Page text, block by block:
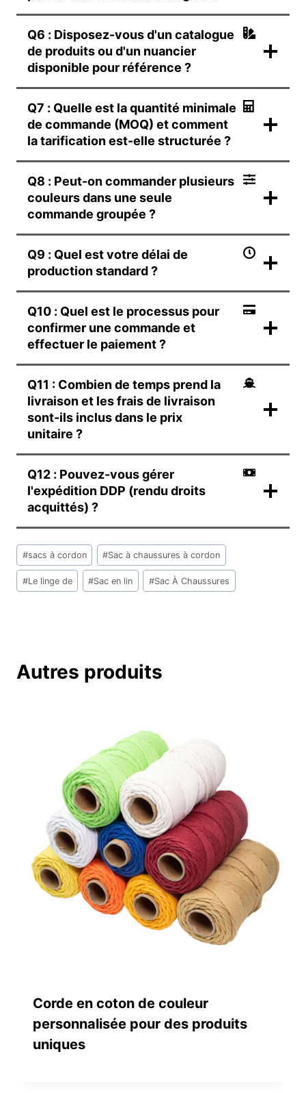
Q6 : Disposez-vous d'un catalogue
de produits ou d'un nuancier
disponible pour référence ?
Q7 : Quelle est la quantité minimale
de commande (MOQ) et comment
la tarification est-elle structurée ?
Q8 : Peut-on commander plusieurs
couleurs dans une seule
commande groupée ?
Q9 : Quel est votre délai de
production standard ?
Q10 : Quel est le processus pour
confirmer une commande et
effectuer le paiement ?
Q11 : Combien de temps prend la
livraison et les frais de livraison
sont-ils inclus dans le prix
unitaire ?
Q12 : Pouvez-vous gérer
l'expédition DDP (rendu droits
acquittés) ?
文
章
标
#sacs à cordon #Sac à chaussures à cordon
#Le linge de #Sac en lin #Sac À Chaussures
Autres produits
Corde en coton de couleur
personnalisée pour des produits
uniques